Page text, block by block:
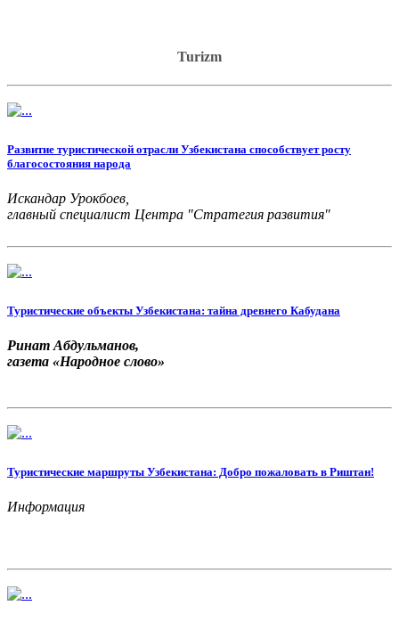
Turizm
Развитие туристической отрасли Узбекистана способствует росту
благосостояния народа
Искандар Урокбоев,
главный специалист Центра "Стратегия развития"
Туристические объекты Узбекистана: тайна древнего Кабудана
Ринат Абдульманов,
газета «Народное слово»
Туристические маршруты Узбекистана: Добро пожаловать в Риштан!
Информация